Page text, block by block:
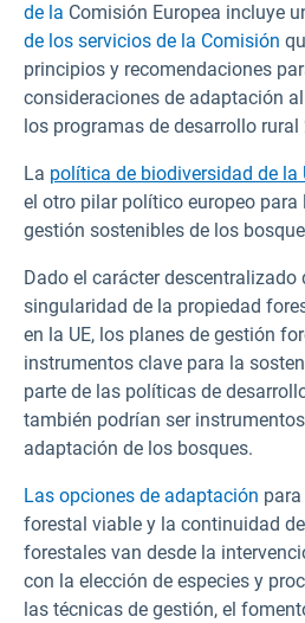
de la Comisión Europea incluye
de los servicios de la Comisión
principios y recomendaciones
consideraciones de adaptación
los programas de desarrollo rural
La política de biodiversidad de la
el otro pilar político europeo para
gestión sostenibles de los
Dado el carácter descentralizado
singularidad de la propiedad
en la UE, los planes de gestión
instrumentos clave para la
parte de las políticas de
también podrían ser
adaptación de los bosques.
Las opciones de adaptación
forestal viable y la continuidad
forestales van desde la
con la elección de especies y
las técnicas de gestión, el